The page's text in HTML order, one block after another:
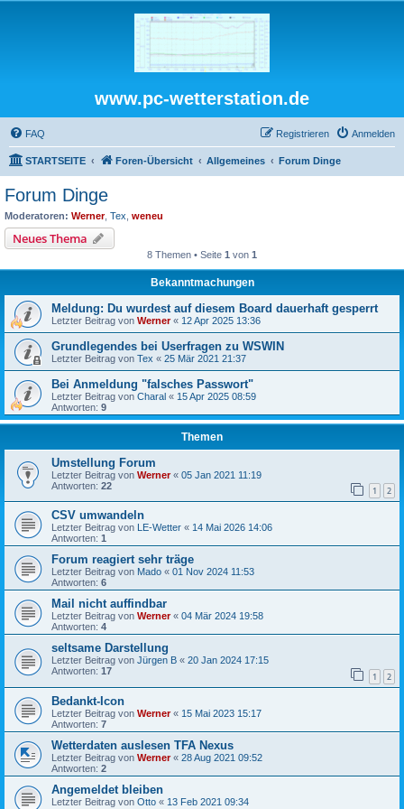
www.pc-wetterstation.de
FAQ Anmelden
Registrieren
STARTSEITE Foren-Übersicht Allgemeines Forum Dinge
Forum Dinge
Moderatoren: Werner, Tex weneu
Neues Thema
8 Themen • Seite 1 von 1
Bekanntmachungen
Meldung: Du wurdest auf diesem Board dauerhaft gesperrt
Letzter Beitrag von Werner« 12 Apr 2025 13:36
Grundlegendes bei Userfragen zu WSWIN
Letzter Beitrag von Tex « 25 Mär 2021 21:37
Bei Anmeldung "falsches Passwort"
Letzter Beitrag von Charal « 15 Apr 2025 08:59
Antworten: 9
Themen
Umstellung Forum
Letzter Beitrag von Werner« 05 Jan 2021 11:19
Antworten: 22 1 2
CSV umwandeln
Letzter Beitrag von LE-Wetter « 14 Mai 2026 14:06
Antworten: 1
Forum reagiert sehr träge
Letzter Beitrag von Mado « 01 Nov 2024 11:53
Antworten: 6
Mail nicht auffindbar
Letzter Beitrag von Werner« 04 Mär 2024 19:58
Antworten: 4
seltsame Darstellung
Letzter Beitrag von Jürgen B « 20 Jan 2024 17:15
Antworten: 17 1 2
Bedankt-Icon
Letzter Beitrag von Werner« 15 Mai 2023 15:17
Antworten: 7
Wetterdaten auslesen TFA Nexus
Letzter Beitrag von Werner« 28 Aug 2021 09:52
Antworten: 2
Angemeldet bleiben
Letzter Beitrag von Otto « 13 Feb 2021 09:34